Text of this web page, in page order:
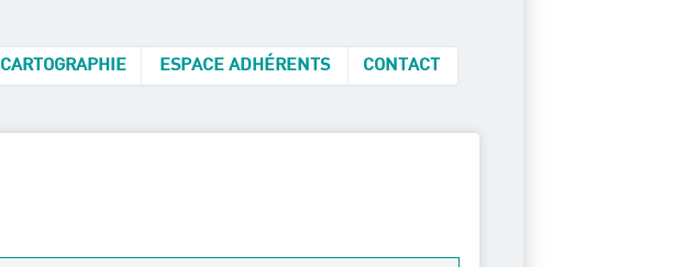
CARTOGRAPHIE ESPACE ADHÉRENTS CONTACT